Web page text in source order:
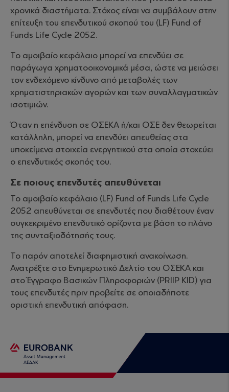
χρονικά διαστήματα. Στόχος είναι να συμβάλουν στην
επίτευξη του επενδυτικού σκοπού του (LF) Fund of
Funds Life Cycle 2052.
Το αμοιβαίο κεφάλαιο μπορεί να επενδύει σε
παράγωγα χρηματοοικονομικά μέσα, ώστε να μειώσει
τον ενδεχόμενο κίνδυνο από μεταβολές των
χρηματιστηριακών αγορών και των συναλλαγματικών
ισοτιμιών.
Όταν η επένδυση σε ΟΣΕΚΑ ή/και ΟΣΕ δεν θεωρείται
κατάλληλη, μπορεί να επενδύει απευθείας στα
υποκείμενα στοιχεία ενεργητικού στα οποία στοχεύει
ο επενδυτικός σκοπός του.
Σε ποιους επενδυτές απευθύνεται
Το αμοιβαίο κεφάλαιο (LF) Fund of Funds Life Cycle
2052 απευθύνεται σε επενδυτές που διαθέτουν έναν
συγκεκριμένο επενδυτικό ορίζοντα με βάση το πλάνο
της συνταξιοδότησής τους.
Το παρόν αποτελεί διαφημιστική ανακοίνωση.
Ανατρέξτε στο Ενημερωτικό Δελτίο του ΟΣΕΚΑ και
στο Έγγραφο Βασικών Πληροφοριών (PRIIP KID) για
τους επενδυτές πριν προβείτε σε οποιαδήποτε
οριστική επενδυτική απόφαση.